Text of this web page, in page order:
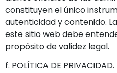
constituyen el único
autenticidad y contenido.
este sitio web debe
propósito de validez legal.
f. POLÍTICA DE